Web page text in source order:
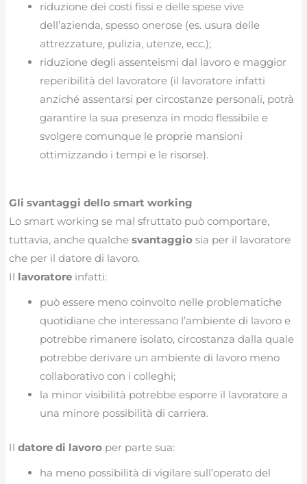
riduzione dei costi fissi e delle spese vive
dell’azienda, spesso onerose (es. usura delle
attrezzature, pulizia, utenze, ecc.);
riduzione degli assenteismi dal lavoro e maggior
reperibilità del lavoratore (il lavoratore infatti
anziché assentarsi per circostanze personali, potrà
garantire la sua presenza in modo flessibile e
svolgere comunque le proprie mansioni
ottimizzando i tempi e le risorse).
Gli svantaggi dello smart working
Lo smart working se mal sfruttato può comportare,
tuttavia, anche qualchesvantaggiosia per il lavoratore
che per il datore di lavoro.
Il lavoratore infatti:
può essere meno coinvolto nelle problematiche
quotidiane che interessano l’ambiente di lavoro e
potrebbe rimanere isolato, circostanza dalla quale
potrebbe derivare un ambiente di lavoro meno
collaborativo con i colleghi;
la minor visibilità potrebbe esporre il lavoratore a
una minore possibilità di carriera.
Ildatore di lavoro per parte sua:
ha meno possibilità di vigilare sull’operato del